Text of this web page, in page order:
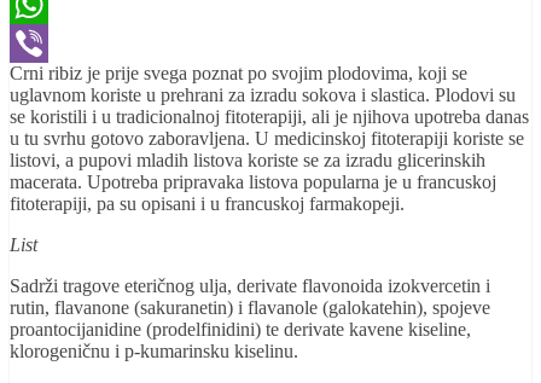
Messenger
WhatsApp
Viber
Crni ribiz je prije svega poznat po svojim plodovima, koji se
uglavnom koriste u prehrani za izradu sokova i slastica. Plodovi su
se koristili i u tradicionalnoj fitoterapiji, ali je njihova upotreba danas
u tu svrhu gotovo zaboravljena. U medicinskoj fitoterapiji koriste se
listovi, a pupovi mladih listova koriste se za izradu glicerinskih
macerata. Upotreba pripravaka listova popularna je u francuskoj
fitoterapiji, pa su opisani i u francuskoj farmakopeji.
List
Sadrži tragove eteričnog ulja, derivate flavonoida izokvercetin i
rutin, flavanone (sakuranetin) i flavanole (galokatehin), spojeve
proantocijanidine (prodelfinidini) te derivate kavene kiseline,
klorogeničnu i p-kumarinsku kiselinu.